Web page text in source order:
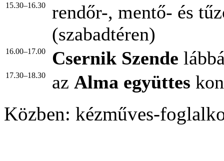
15.30–16.30
rendőr-, mentő- és
(szabadtéren)
16.00–17.00 Csernik Szende
17.30–18.30 az Alma együttes
Közben: kézműves-